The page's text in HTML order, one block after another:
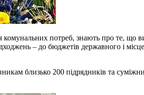
потреб, знають про те, що
– до бюджетів державного і
близько 200 підрядників та